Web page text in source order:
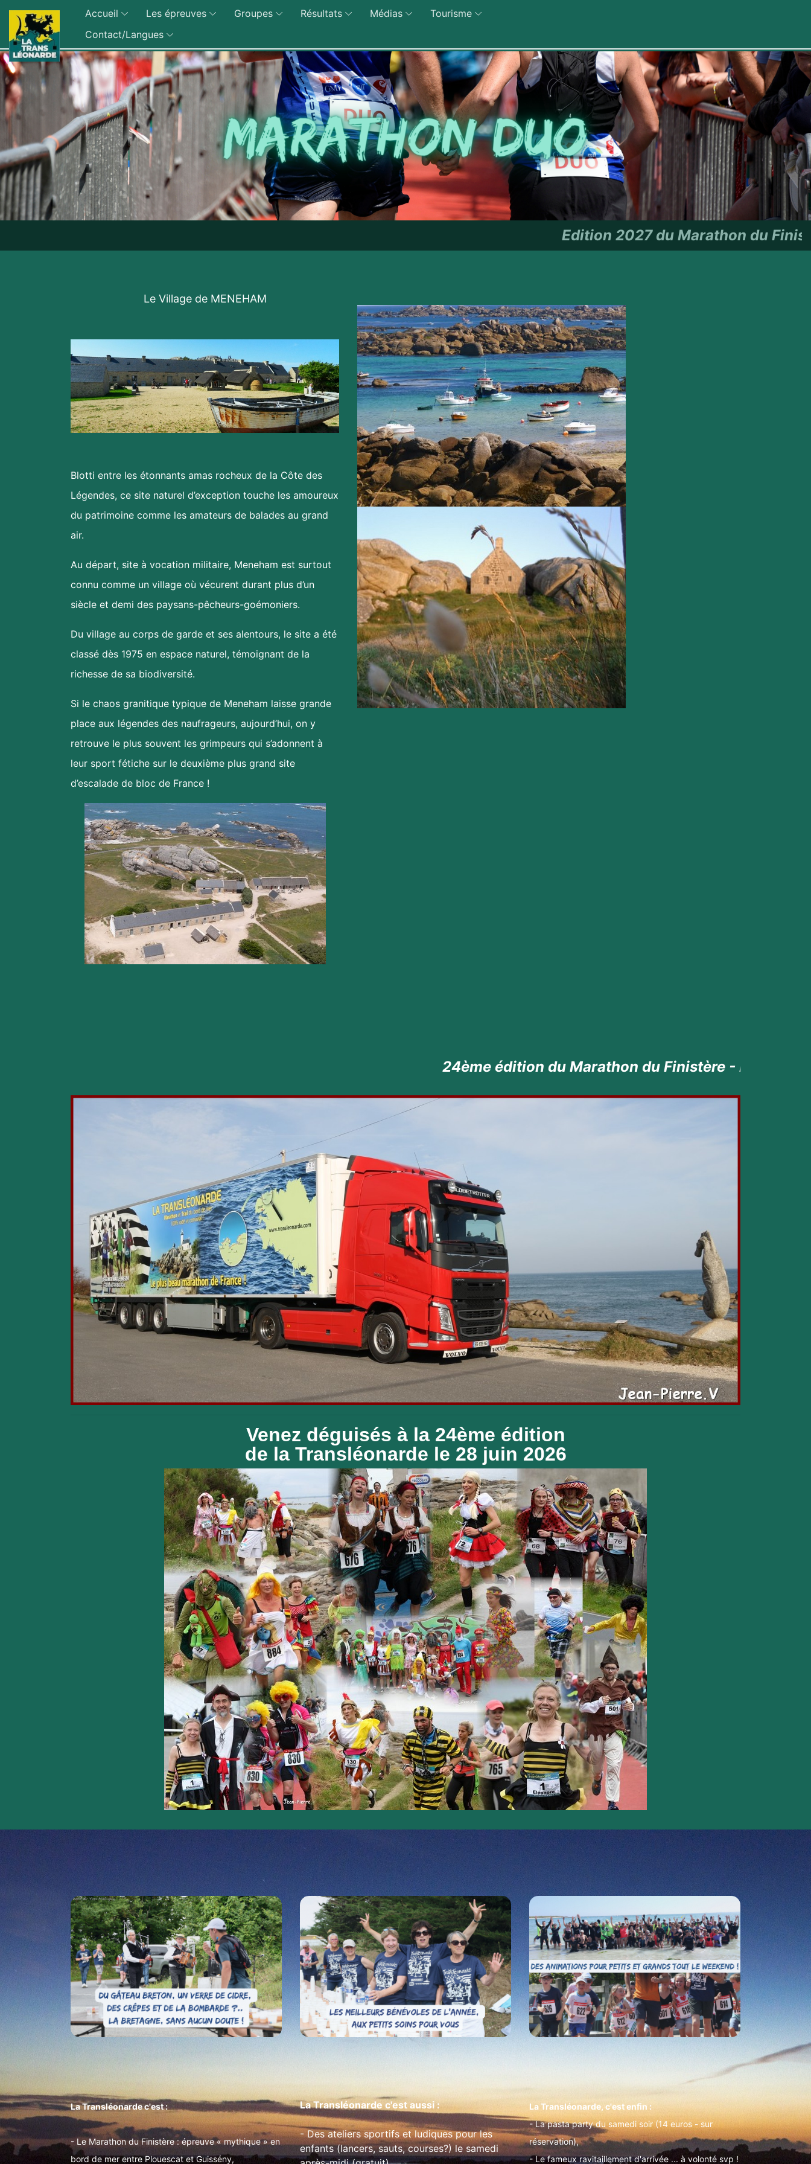
Accueil Les épreuves Groupes Résultats Médias
Tourisme
Contact/Langues
Edition 2027 du Marathon du Finistère - RDV le
Le Village de MENEHAM
Blotti entre les étonnants amas rocheux de la Côte des
Légendes, ce site naturel d’exception touche les amoureux
du patrimoine comme les amateurs de balades au grand
air.
Au départ, site à vocation militaire, Meneham est surtout
connu comme un village où vécurent durant plus d’un
siècle et demi des paysans-pêcheurs-goémoniers.
Du village au corps de garde et ses alentours, le site a été
classé dès 1975 en espace naturel, témoignant de la
richesse de sa biodiversité.
Si le chaos granitique typique de Meneham laisse grande
place aux légendes des naufrageurs, aujourd’hui, on y
retrouve le plus souvent les grimpeurs qui s’adonnent à
leur sport fétiche sur le deuxième plus grand site
d’escalade de bloc de France !
24ème édition du Marathon du Finistère - RDV le 28 juin 2026 pour
Venez déguisés à la 24ème édition
de la Transléonarde le 28 juin 2026
La Transléonarde c'est :
- Le Marathon du Finistère : épreuve « mythique » en
bord de mer entre Plouescat et Guissény,
La Transléonarde c'est aussi :
- Des ateliers sportifs et ludiques pour les
enfants (lancers, sauts, courses?) le samedi
La Transléonarde, c'est enfin :
- La pasta party du samedi soir (14 euros - sur
réservation),
- Le fameux ravitaillement d'arrivée ... à volonté svp !